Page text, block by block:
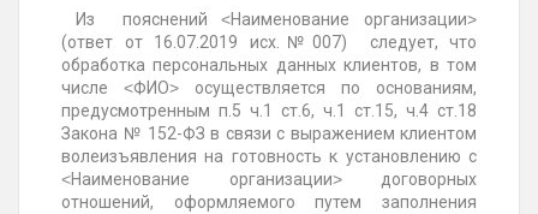
Из пояснений ˂Наименование организации˃
(ответ от 16.07.2019 исх.№007) следует, что
обработка персональных данных клиентов, в том
числе ˂ФИО˃ осуществляется по основаниям,
предусмотренным п.5 ч.1 ст.6, ч.1 ст.15, ч.4 ст.18
Закона № 152-ФЗ в связи с выражением клиентом
волеизъявления на готовность к установлению с
˂Наименование организации˃ договорных
отношений, оформляемого путем заполнения